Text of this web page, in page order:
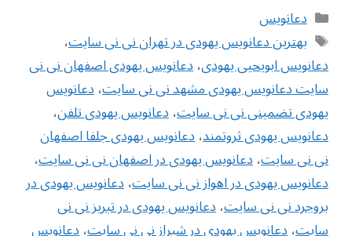
دسته‌ها
دعانویس
برچسب‌ها
بهترین دعانویس یهودی در تهران نی نی سایت،
دعانویس ابویحیی یهودی،دعانویس یهودی اصفهان نی نی
سایت دعانویس یهودی مشهد نی نی سایت،دعانویس
یهودی تضمینی نی نی سایت،دعانویس یهودی تلفن،
دعانویس یهودی ثروتمند،دعانویس یهودی جلفا اصفهان
نی نی سایت،دعانویس یهودی در اصفهان نی نی سایت،
دعانویس یهودی در اهواز نی نی سایت،دعانویس یهودی در
بروجرد نی نی سایت،دعانویس یهودی در تبریز نی نی
سایت،دعانویس یهودی در شیراز نی نی سایت،دعانویس